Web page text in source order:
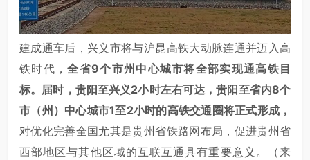
建成通车后，兴义市将与沪昆高铁大动脉连通并迈入高
铁时代，全省9个市州中心城市将全部实现通高铁目
标。届时，贵阳至兴义2小时左右可达，贵阳至省内8个
市（州）中心城市1至2小时的高铁交通圈将正式形成，
对优化完善全国尤其是贵州省铁路网布局，促进贵州省
西部地区与其他区域的互联互通具有重要意义。（来